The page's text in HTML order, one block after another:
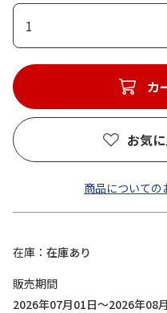
1
カ
お気
商品についての
在庫
在庫あり
販売期間
2026年07月01日～2026年08